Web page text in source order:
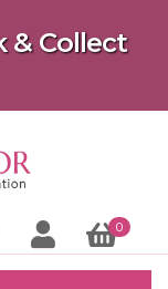
& Collect
0